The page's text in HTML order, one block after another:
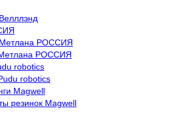
Метлана РОССИЯ
РОССИЯ
robotics
robotics
Magwell
резинок Magwell